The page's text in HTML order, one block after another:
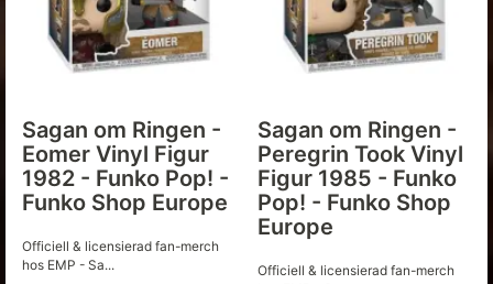
Sagan om Ringen -
Eomer Vinyl Figur
1982 - Funko Pop! -
Funko Shop Europe
Officiell & licensierad fan-merch
hos EMP - Sa...
Sagan om Ringen -
Peregrin Took Vinyl
Figur 1985 - Funko
Pop! - Funko Shop
Europe
Officiell & licensierad fan-merch